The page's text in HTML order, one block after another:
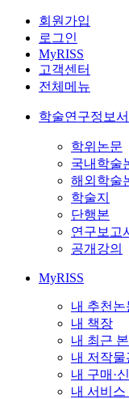
회원가입
로그인
MyRISS
고객센터
전체메뉴
학술연구정보
학위논문
국내학술
해외학술
학술지
단행본
연구보고
공개강의
MyRISS
내 추천논
내 책장
내 최근
내 저작물
내 구매·
내 서비